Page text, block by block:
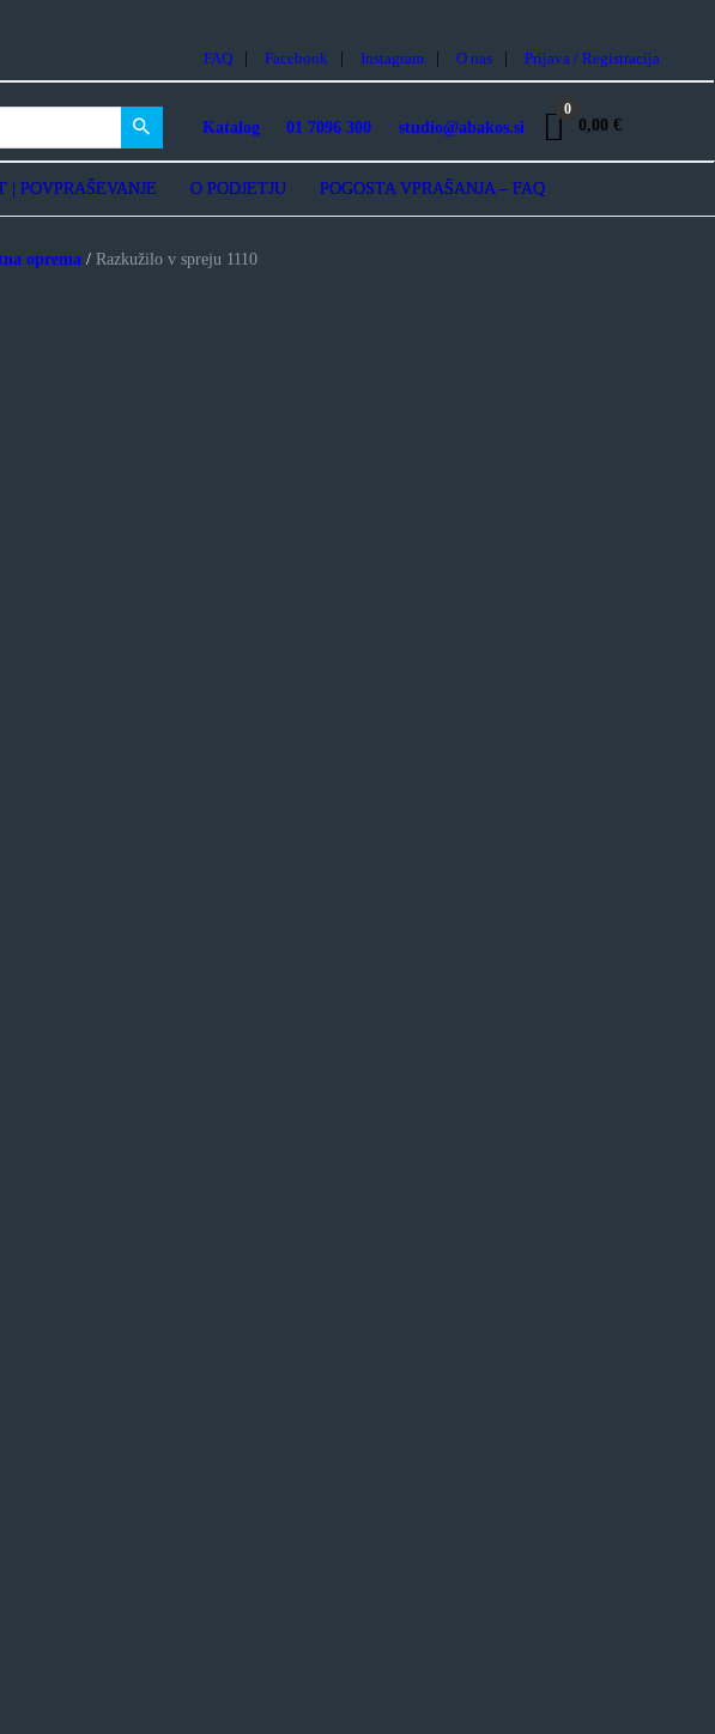
FAQ
Facebook Instagram O nas Prijava / Registracija
Katalog 01 7096 300 studio@abakos.si 0,00 €
0
| POVPRAŠEVANJE O PODJETJU POGOSTA VPRAŠANJA – FAQ
oprema/ Razkužilo v spreju 1110